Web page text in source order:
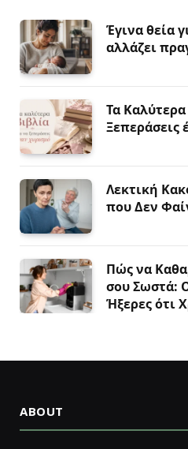
Έγινα θεία
αλλάζει
Τα
Ξεπεράσεις
Λεκτική
που Δεν
Πώς να
σου Σωστά:
Ήξερες ότι
ABOUT